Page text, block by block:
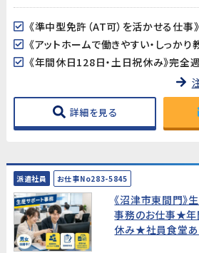
詳細を見る
派遣社員 お仕事No283-5845
《沼津市東間門》
事務のお仕事★
休み★社員食堂